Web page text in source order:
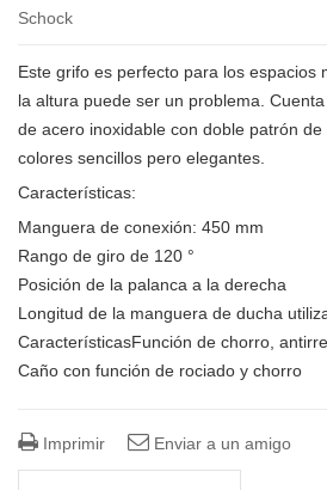
Schock
Este grifo es perfecto para los espacios
la altura puede ser un problema.
de acero inoxidable con doble patrón
colores sencillos pero elegantes.
Características:
Manguera de conexión: 450 mm
Rango de giro de 120 °
Posición de la palanca a la derecha
Longitud de la manguera de ducha
CaracterísticasFunción de chorro,
Caño con función de rociado y chorro
Imprimir Enviar a un amigo